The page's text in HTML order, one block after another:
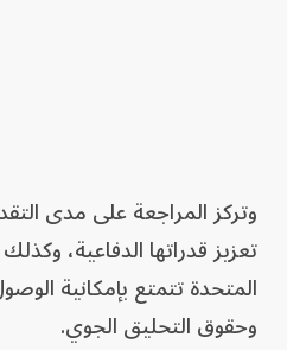
وتركز المراجعة على مدى
تعزيز قدراتها الدفاعية،
المتحدة تتمتع بإمكانية
وحقوق التحليق الجوي.